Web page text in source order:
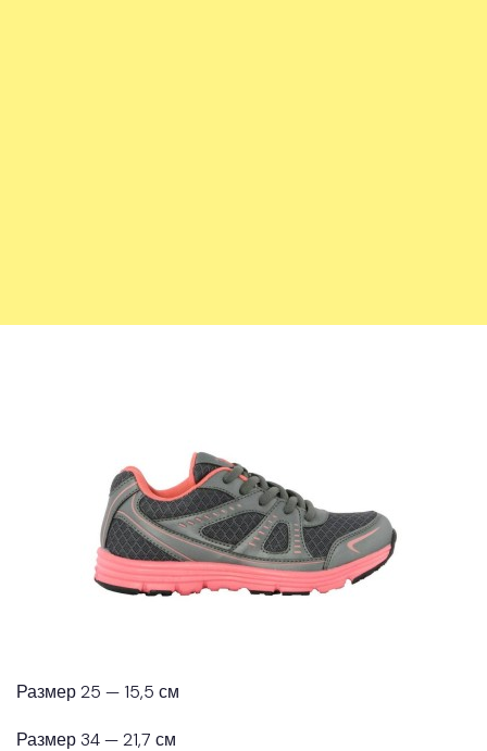
Размер 25 — 15,5 см
Размер 34 — 21,7 см